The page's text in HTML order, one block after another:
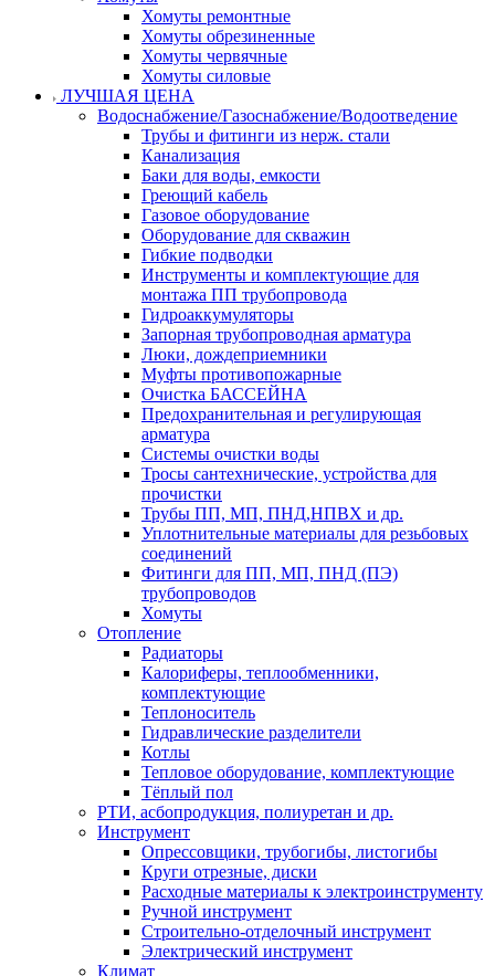
Хомуты ремонтные
Хомуты обрезиненные
Хомуты червячные
Хомуты силовые
ЛУЧШАЯ ЦЕНА
Водоснабжение/Газоснабжение/Водоотведение
Трубы и фитинги из нерж. стали
Канализация
Баки для воды, емкости
Греющий кабель
Газовое оборудование
Оборудование для скважин
Гибкие подводки
Инструменты и комплектующие для
монтажа ПП трубопровода
Гидроаккумуляторы
Запорная трубопроводная арматура
Люки, дождеприемники
Муфты противопожарные
Очистка БАССЕЙНА
Предохранительная и регулирующая
арматура
Системы очистки воды
Тросы сантехнические, устройства для
прочистки
Трубы ПП, МП, ПНД,НПВХ и др.
Уплотнительные материалы для резьбовых
соединений
Фитинги для ПП, МП, ПНД (ПЭ)
трубопроводов
Хомуты
Отопление
Радиаторы
Калориферы, теплообменники,
комплектующие
Теплоноситель
Гидравлические разделители
Котлы
Тепловое оборудование, комплектующие
Тёплый пол
РТИ, асбопродукция, полиуретан и др.
Инструмент
Опрессовщики, трубогибы, листогибы
Круги отрезные, диски
Расходные материалы к электроинструменту
Ручной инструмент
Строительно-отделочный инструмент
Электрический инструмент
Климат